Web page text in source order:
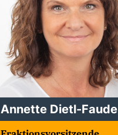
Annette Dietl-Faude